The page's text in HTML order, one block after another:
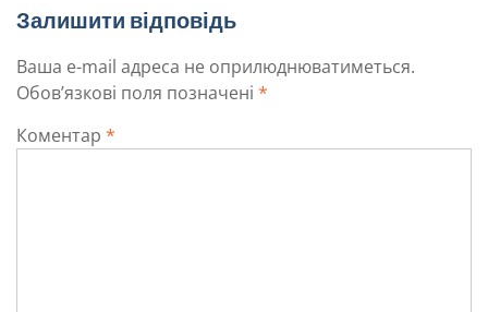
Залишити відповідь
Ваша e-mail адреса не оприлюднюватиметься.
Обов’язкові поля позначені *
Коментар *